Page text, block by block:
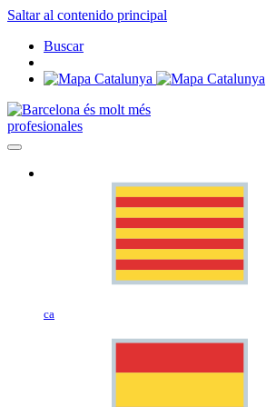
Saltar al contenido principal
Buscar
profesionales
ca